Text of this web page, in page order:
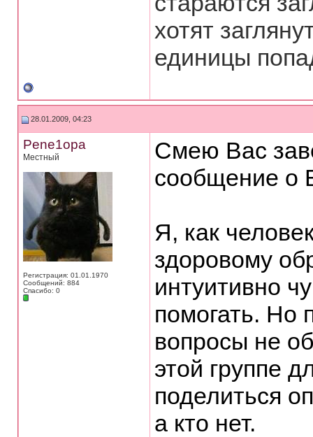
хотят
единицы
28.01.2009, 04:23
Pene1opa
Местный
Регистрация: 01.01.1970
Сообщений: 884
Спасибо: 0
Смею Вас
сообщение о
Я, как
здоровому
интуитивно
помогать. Но
вопросы не
этой группе
поделиться
а кто нет.